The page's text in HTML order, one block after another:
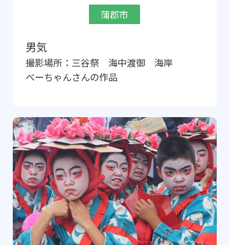
蒲郡市
男気
撮影場所： 三谷祭 海中渡御 海岸
べーちゃんさんの作品